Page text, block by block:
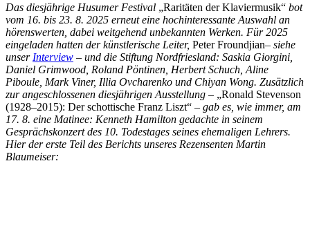
Das diesjährige Husumer Festival „Raritäten der Klaviermusik“ bot
vom 16. bis 23. 8. 2025 erneut eine hochinteressante Auswahl an
hörenswerten, dabei weitgehend unbekannten Werken. Für 2025
eingeladen hatten der künstlerische Leiter, Peter Froundjian– siehe
unser Interview – und die Stiftung Nordfriesland: Saskia Giorgini,
Daniel Grimwood, Roland Pöntinen, Herbert Schuch, Aline
Piboule, Mark Viner, Illia Ovcharenko und Chiyan Wong. Zusätzlich
zur angeschlossenen diesjährigen Ausstellung – „Ronald Stevenson
(1928–2015): Der schottische Franz Liszt“ – gab es, wie immer, am
17. 8. eine Matinee: Kenneth Hamilton gedachte in seinem
Gesprächskonzert des 10. Todestages seines ehemaligen Lehrers.
Hier der erste Teil des Berichts unseres Rezensenten Martin
Blaumeiser: